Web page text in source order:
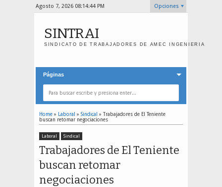
Agosto 7, 2026 08:14:44 PM Opciones
SINTRAI
SINDICATO DE TRABAJADORES DE AMEC INGENIERIA
Páginas
Home » Laboral » Sindical » Trabajadores de El Teniente
buscan retomar negociaciones
Laboral Sindical
Trabajadores de El Teniente
buscan retomar
negociaciones